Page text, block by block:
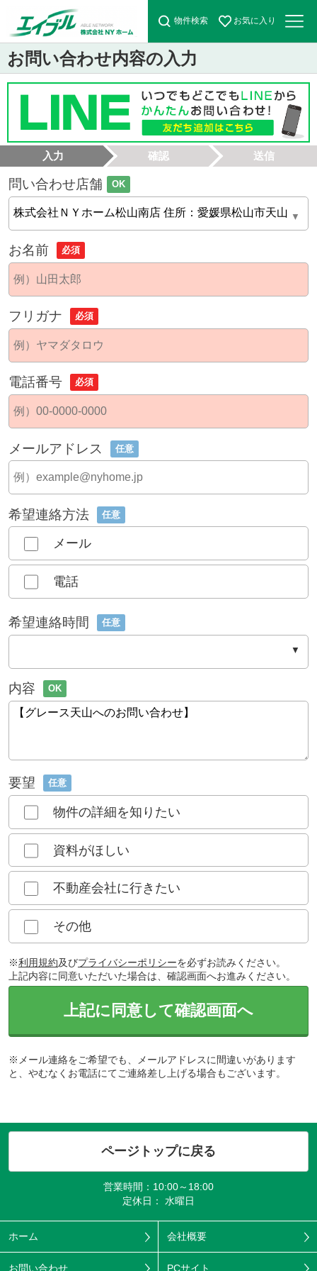
物件検索 お気に入り
お問い合わせ内容の入力
入力 確認 送信
問い合わせ店舗 OK
お名前 必須
フリガナ 必須
電話番号 必須
メールアドレス 任意
希望連絡方法 任意
メール
電話
希望連絡時間 任意
内容 OK
要望 任意
物件の詳細を知りたい
資料がほしい
不動産会社に行きたい
その他
※利用規約及びプライバシーポリシーを必ずお読みください。
上記内容に同意いただいた場合は、確認画面へお進みください。
上記に同意して確認画面へ
※メール連絡をご希望でも、メールアドレスに間違いがあります
と、やむなくお電話にてご連絡差し上げる場合もございます。
ページトップに戻る
営業時間：10:00～18:00
定休日： 水曜日
ホーム 会社概要
お問い合わせ PCサイト